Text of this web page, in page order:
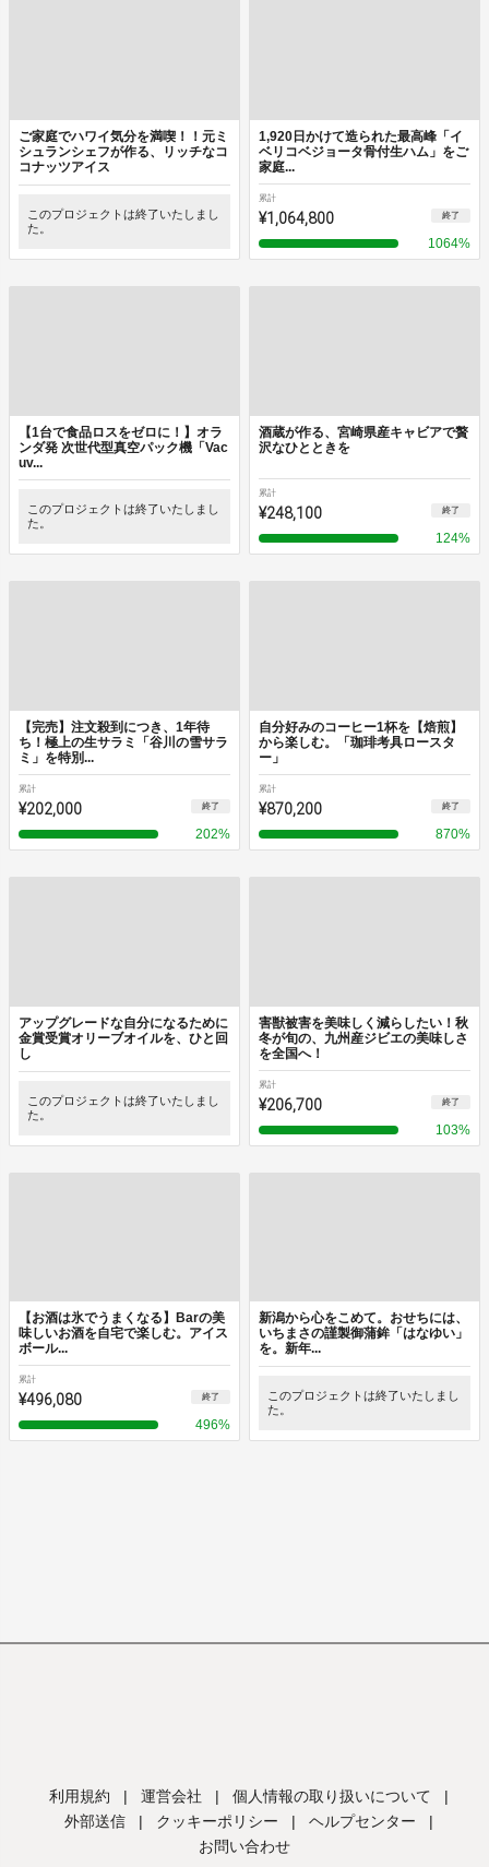
ご家庭でハワイ気分を満喫！！元ミ
シュランシェフが作る、リッチなコ
コナッツアイス
このプロジェクトは終了いたしまし
た。
1,920日かけて造られた最高峰「イ
ベリコベジョータ骨付生ハム」をご
家庭...
累計
¥1,064,800 終了
1064%
【1台で食品ロスをゼロに！】オラ
ンダ発 次世代型真空パック機「Vac
uv...
このプロジェクトは終了いたしまし
た。
酒蔵が作る、宮崎県産キャビアで贅
沢なひとときを
累計
¥248,100 終了
124%
【完売】注文殺到につき、1年待
ち！極上の生サラミ「谷川の雪サラ
ミ」を特別...
累計
¥202,000 終了
202%
自分好みのコーヒー1杯を【焙煎】
から楽しむ。「珈琲考具ロースタ
ー」
累計
¥870,200 終了
870%
アップグレードな自分になるために
金賞受賞オリーブオイルを、ひと回
し
このプロジェクトは終了いたしまし
た。
害獣被害を美味しく減らしたい！秋
冬が旬の、九州産ジビエの美味しさ
を全国へ！
累計
¥206,700 終了
103%
【お酒は氷でうまくなる】Barの美
味しいお酒を自宅で楽しむ。アイス
ボール...
累計
¥496,080 終了
496%
新潟から心をこめて。おせちには、
いちまさの謹製御蒲鉾「はなゆい」
を。新年...
このプロジェクトは終了いたしまし
た。
利用規約 | 運営会社 | 個人情報の取り扱いについて
|
外部送信
| クッキーポリシー | ヘルプセンター
|
お問い合わせ